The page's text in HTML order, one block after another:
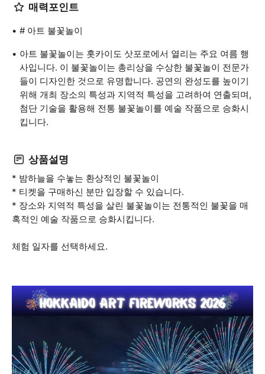
매력포인트
# 아트 불꽃놀이
아트 불꽃놀이는 홋카이도 삿포로에서 열리는 주요 여름 행
사입니다. 이 불꽃놀이는 총리상을 수상한 불꽃놀이 전문가
들이 디자인한 것으로 유명합니다. 공연의 완성도를 높이기
위해 개최 장소의 특성과 지역적 특성을 고려하여 연출되며,
첨단 기술을 활용해 전통 불꽃놀이를 예술 작품으로 승화시
킵니다.
상품설명
* 밤하늘을 수놓는 환상적인 불꽃놀이
* 티켓을 구매하신 분만 입장할 수 있습니다.
* 장소와 지역적 특성을 살린 불꽃놀이는 전통적인 불꽃을 매
혹적인 예술 작품으로 승화시킵니다.
체험 일자를 선택하세요.